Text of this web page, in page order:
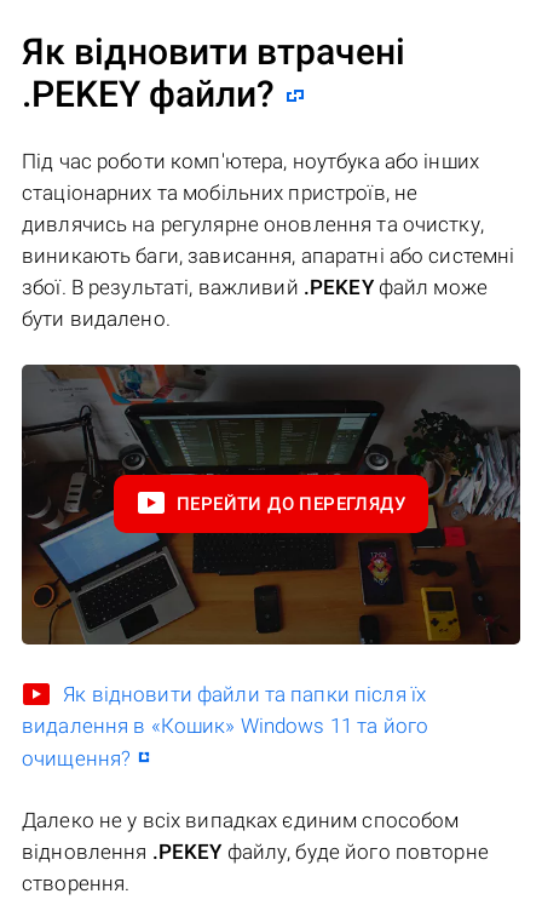
Як відновити втрачені
.PEKEY файли?
Під час роботи комп'ютера, ноутбука або інших
стаціонарних та мобільних пристроїв, не
дивлячись на регулярне оновлення та очистку,
виникають баги, зависання, апаратні або системні
збої. В результаті, важливий .PEKEYфайл може
бути видалено.
ПЕРЕЙТИ ДО ПЕРЕГЛЯДУ
Як відновити файли та папки після їх
видалення в «Кошик» Windows 11 та його
очищення?
Далеко не у всіх випадках єдиним способом
відновлення .PEKEY файлу, буде його повторне
створення.